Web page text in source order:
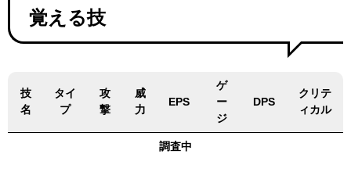
覚える技
技
名
タイ
プ
攻
撃
威
力
EPS
ゲ
ー
ジ
DPS
クリテ
ィカル
調査中